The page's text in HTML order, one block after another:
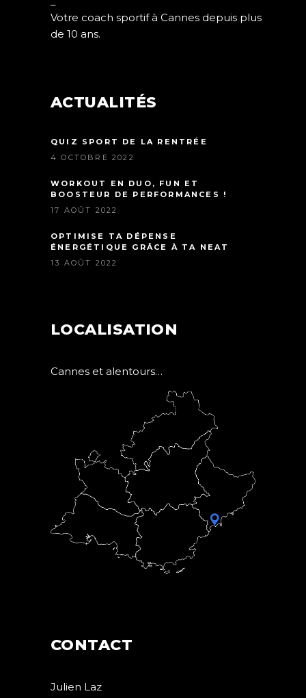
Votre coach sportif à Cannes depuis plus
de 10 ans.
ACTUALITÉS
QUIZ SPORT DE LA RENTRÉE
4 OCTOBRE 2022
WORKOUT EN DUO, FUN ET
BOOSTEUR DE PERFORMANCES !
17 AOÛT 2022
OPTIMISE TA DÉPENSE
ÉNERGÉTIQUE GRÂCE À TA NEAT
13 AOÛT 2022
LOCALISATION
Cannes et alentours…
CONTACT
Julien Laz